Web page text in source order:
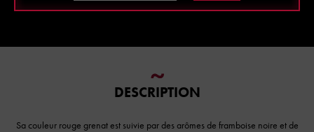
- + Ajouter au panier
DESCRIPTION
Sa couleur rouge grenat est suivie par des arômes de framboise noire et de